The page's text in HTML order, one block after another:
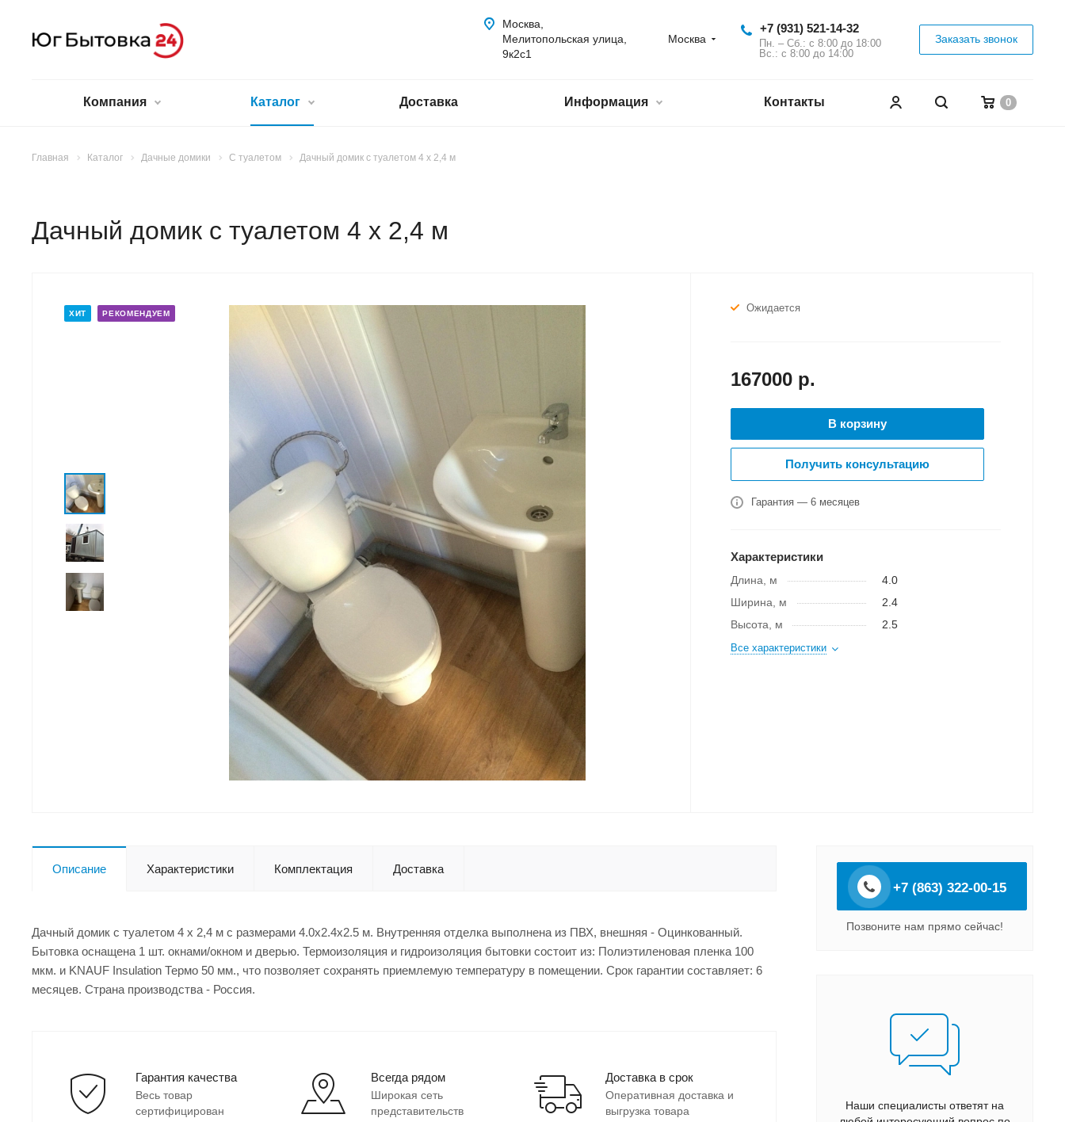
Москва
+7 (931) 521-14-32
Пн. – Сб.: с 8:00 до 18:00
Вс.: с 8:00 до 14:00
Заказать звонок
Москва,
Мелитопольская улица,
9к2с1
0
Компания Каталог Доставка Информация Контакты
Главная Каталог Дачные домики С туалетом Дачный домик с туалетом 4 х 2,4 м
Дачный домик с туалетом 4 х 2,4 м
ХИТ РЕКОМЕНДУЕМ Ожидается
167000 р.
В корзину
Получить консультацию
Гарантия — 6 месяцев
Характеристики
Длина, м
4.0
Ширина, м
2.4
Высота, м
2.5
Все характеристики
Описание Характеристики Комплектация Доставка
Дачный домик с туалетом 4 х 2,4 м с размерами 4.0x2.4x2.5 м. Внутренняя отделка выполнена из ПВХ, внешняя - Оцинкованный.
Бытовка оснащена 1 шт. окнами/окном и дверью. Термоизоляция и гидроизоляция бытовки состоит из: Полиэтиленовая пленка 100
мкм. и KNAUF Insulation Термо 50 мм., что позволяет сохранять приемлемую температуру в помещении. Срок гарантии составляет: 6
месяцев. Страна производства - Россия.
Гарантия качества
Весь товар
сертифицирован
Всегда рядом
Широкая сеть
представительств
Доставка в срок
Оперативная доставка и
выгрузка товара
+7 (863) 322-00-15
Позвоните нам прямо сейчас!
Наши специалисты ответят на